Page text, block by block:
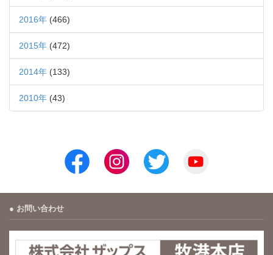
2016年 (466)
2015年 (472)
2014年 (133)
2010年 (43)
お問い合わせ